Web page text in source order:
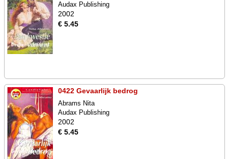
Audax Publishing
2002
€ 5.45
0422 Gevaarlijk bedrog
Abrams Nita
Audax Publishing
2002
€ 5.45